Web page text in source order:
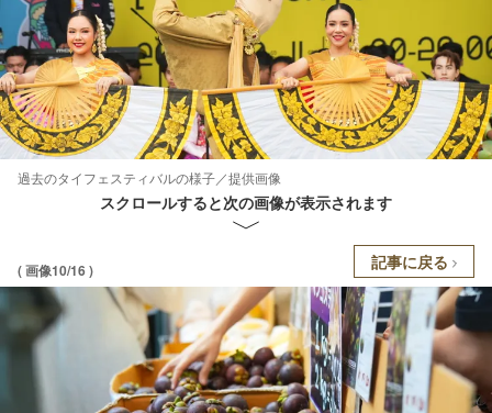
過去のタイフェスティバルの様子／提供画像
スクロールすると次の画像が表示されます
( 画像10/16 ) 記事に戻る